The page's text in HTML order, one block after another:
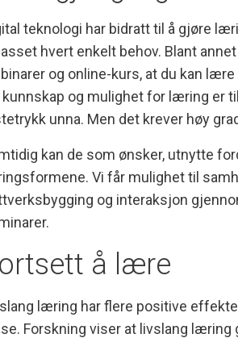
teknologi har bidratt til å gjøre
hvert enkelt behov. Blant
og online-kurs, at du kan
kunnskap og mulighet for læring er
unna. Men det krever høy
kan de som ønsker, utnytte
Vi får mulighet til
og interaksjon
å lære
læring har flere positive
Forskning viser at livslang læring